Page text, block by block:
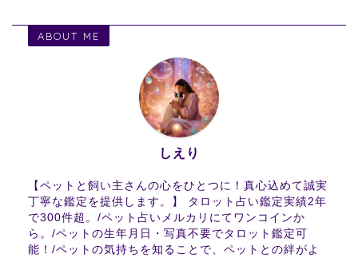
ABOUT ME
しえり
【ペットと飼い主さんの心をひとつに！真心込めて誠実
丁寧な鑑定を提供します。】 タロット占い鑑定実績2年
で300件超。/ペット占いメルカリにてワンコインか
ら。/ペットの生年月日・写真不要でタロット鑑定可
能！/ペットの気持ちを知ることで、ペットとの絆がよ